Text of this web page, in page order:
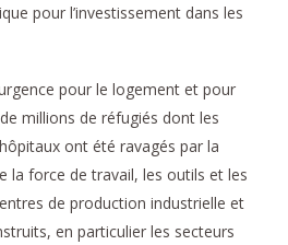
pour l’investissement dans les
pour le logement et pour
millions de réfugiés dont les
ont été ravagés par la
la force de travail, les outils et les
de production industrielle et
en particulier les secteurs